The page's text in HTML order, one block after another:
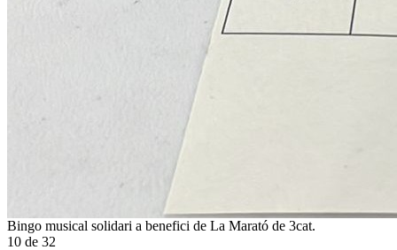
Bingo musical solidari a benefici de La Marató de 3cat.
10 de 32